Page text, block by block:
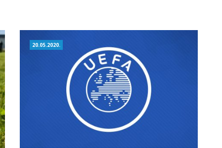
20.05.2020.